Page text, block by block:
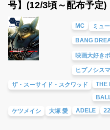
号】(12/3頃～配布予定)
MC ミュ
BANG
映画大好き
ヒプノシス
ザ・スーサイド・スクワッド
THE
ケツメイシ
大塚 愛 ADELE